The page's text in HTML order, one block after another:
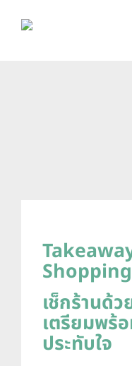
เช็กร้านด้
เตรียมพร้
ประทับใจ